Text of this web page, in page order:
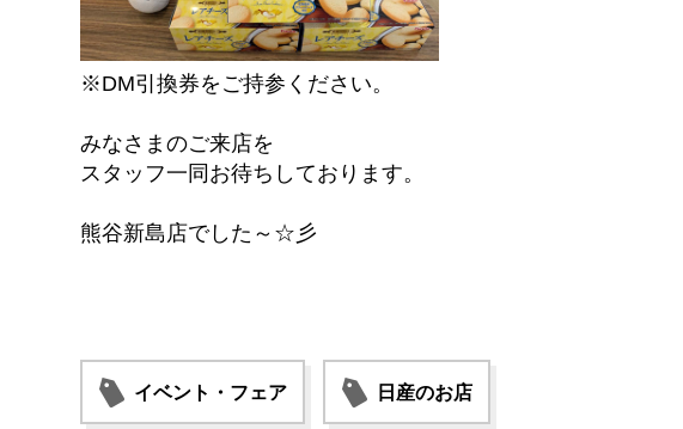
※DM引換券をご持参ください。
みなさまのご来店を
スタッフ一同お待ちしております。
熊谷新島店でした～☆彡
イベント・フェア 日産のお店